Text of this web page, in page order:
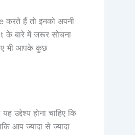
हैं तो इनको अपनी
बारे में जरूर सोचना
भी आपके कुछ
उद्देश्य होना चाहिए कि
आप ज्यादा से ज्यादा